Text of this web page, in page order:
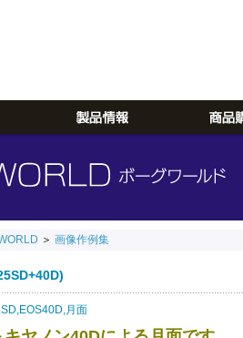
＞ 画像作例集
EOS40D,月面